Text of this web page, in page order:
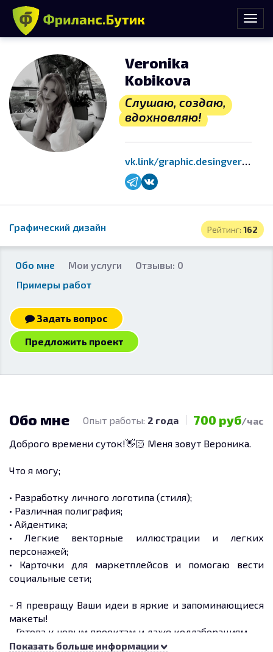
Veronika
Kobikova
Слушаю, создаю,
вдохновляю!
vk.link/graphic.desingveronikaalex
Рейтинг: 162
Графический дизайн
Обо мне Мои услуги
Отзывы: 0
Примеры работ
Задать вопрос
Предложить проект
Обо мне Опыт работы: 2 года 700 руб/час
Доброго времени суток!👋🏻 Меня зовут Вероника.
Что я могу;
• Разработку личного логотипа (стиля);
• Различная полиграфия;
• Айдентика;
• Легкие векторные иллюстрации и легких
персонажей;
• Карточки для маркетплейсов и помогаю вести
социальные сети;
- Я превращу Ваши идеи в яркие и запоминающиеся
макеты!
- Готова к новым проектам и даже коллаборациям.
Показать больше информации